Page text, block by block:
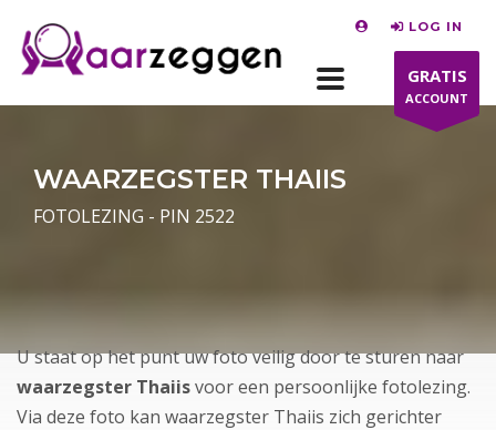
LOG IN
GRATIS
ACCOUNT
WAARZEGSTER THAIIS
FOTOLEZING - PIN 2522
U staat op het punt uw foto veilig door te sturen naar
waarzegster Thaiisvoor een persoonlijke fotolezing.
Via deze foto kan waarzegster Thaiis zich gerichter